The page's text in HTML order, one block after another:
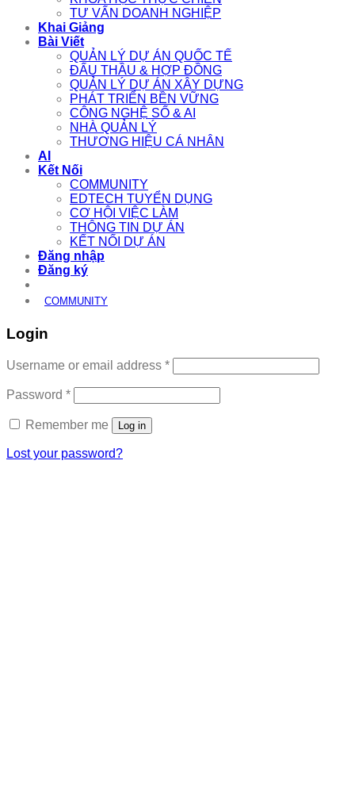
TƯ VẤN DOANH NGHIỆP
Khai Giảng
Bài Viết
QUẢN LÝ DỰ ÁN QUỐC TẾ
ĐẤU THẦU & HỢP ĐỒNG
QUẢN LÝ DỰ ÁN XÂY DỰNG
PHÁT TRIỂN BỀN VỮNG
CÔNG NGHỆ SỐ & AI
NHÀ QUẢN LÝ
THƯƠNG HIỆU CÁ NHÂN
AI
Kết Nối
COMMUNITY
EDTECH TUYỂN DỤNG
CƠ HỘI VIỆC LÀM
THÔNG TIN DỰ ÁN
KẾT NỐI DỰ ÁN
Đăng nhập
Đăng ký
COMMUNITY
Login
Username or email address *Required
Password *Required
Remember me Log in
Lost your password?